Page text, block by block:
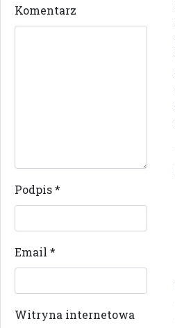
Komentarz
Podpis*
Email *
Witryna internetowa